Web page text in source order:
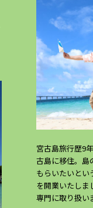
宮古島旅行歴9
古島に移住。島
もらいたいとい
を開業いたしま
専門に取り扱い